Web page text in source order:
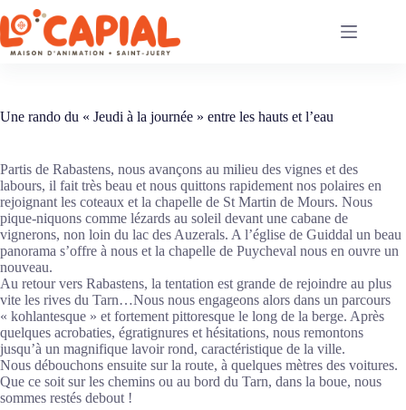
Passer
au
contenu
Une rando du « Jeudi à la journée » entre les hauts et l’eau
Partis de Rabastens, nous avançons au milieu des vignes et des
labours, il fait très beau et nous quittons rapidement nos polaires en
rejoignant les coteaux et la chapelle de St Martin de Mours. Nous
pique-niquons comme lézards au soleil devant une cabane de
vignerons, non loin du lac des Auzerals. A l’église de Guiddal un beau
panorama s’offre à nous et la chapelle de Puycheval nous en ouvre un
nouveau.
Au retour vers Rabastens, la tentation est grande de rejoindre au plus
vite les rives du Tarn…Nous nous engageons alors dans un parcours
« kohlantesque » et fortement pittoresque le long de la berge. Après
quelques acrobaties, égratignures et hésitations, nous remontons
jusqu’à un magnifique lavoir rond, caractéristique de la ville.
Nous débouchons ensuite sur la route, à quelques mètres des voitures.
Que ce soit sur les chemins ou au bord du Tarn, dans la boue, nous
sommes restés debout !